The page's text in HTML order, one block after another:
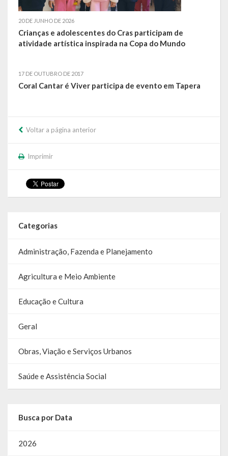
Calendário de Eventos
Galeria de Fotos
Conselhos Municipais
Contas Públicas
Demonstrativos Contábeis
Leis Orçamentárias
RREO
Publicações Diversas
Eleições Conselho Tutelar
Transparência
Portal da Transparência
20 DE JUNHO DE 2026
Crianças e adolescentes do Cras participam de
atividade artística inspirada na Copa do Mundo
17 DE OUTUBRO DE 2017
Coral Cantar é Viver participa de evento em Tapera
Voltar a página anterior
Imprimir
Categorias
Administração, Fazenda e Planejamento
Agricultura e Meio Ambiente
Educação e Cultura
Geral
Obras, Viação e Serviços Urbanos
Saúde e Assistência Social
Busca por Data
2026